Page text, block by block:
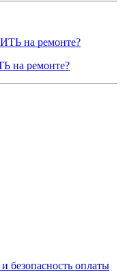
на ремонте?
безопасность оплаты